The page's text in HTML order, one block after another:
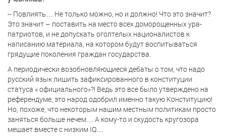
-- Повлиять… Не только можно, но и должно! Что это значит?
Это значит – поставить на место всех доморощенных ура-
патриотов, и не допускать оголтелых националистов к
написанию материала, на котором будут воспитываться
грядущие поколения граждан государства.
А периодически возобновляющиеся дебаты о том, что надо
русский язык лишить зафиксированного в конституции
статуса « официального»?! Ведь это все было утверждено на
референдуме, это народ одобрил именно такую Конституцию!
Но, похоже, что некоторым нашим местным политикам просто
заняться больше нечем… А кому-то и скудость кругозора
мешает вместе с низким IQ…